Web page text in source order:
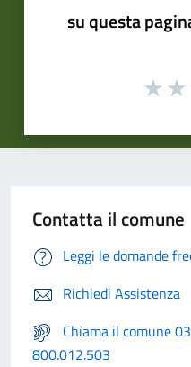
su questa
Contatta il comune
Leggi le domande
Richiedi Assistenza
Chiama il comune
800.012.503